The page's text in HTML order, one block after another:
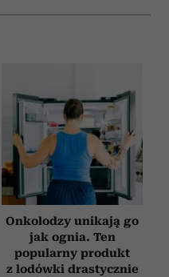
Onkolodzy unikają go
jak ognia. Ten
popularny produkt
z lodówki drastycznie